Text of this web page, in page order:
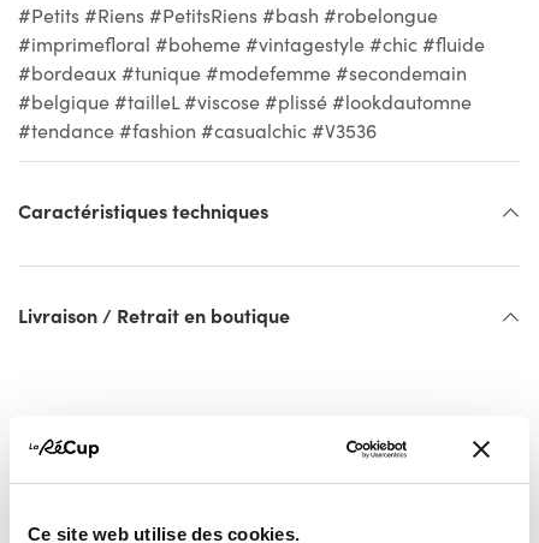
Ce site web utilise des cookies.
#Petits #Riens #PetitsRiens #bash #robelongue
#imprimefloral #boheme #vintagestyle #chic #fluide
#bordeaux #tunique #modefemme #secondemain
#belgique #tailleL #viscose #plissé #lookdautomne
#tendance #fashion #casualchic #V3536
Caractéristiques techniques
Livraison / Retrait en boutique